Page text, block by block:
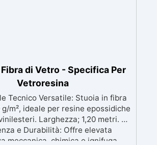
di Vetro - Specifica Per
Vetroresina
Tecnico Versatile: Stuoia in fibra
m², ideale per resine epossidiche
Larghezza; 1,20 metri. ✅
e Durabilità: Offre elevata
meccanica, chimica e ignifuga,